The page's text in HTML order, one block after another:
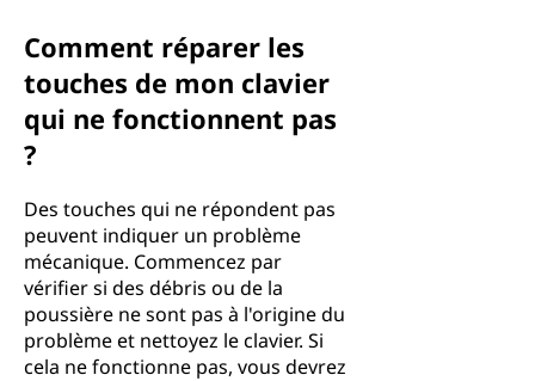
Comment réparer les
touches de mon clavier
qui ne fonctionnent pas
?
Des touches qui ne répondent pas
peuvent indiquer un problème
mécanique. Commencez par
vérifier si des débris ou de la
poussière ne sont pas à l'origine du
problème et nettoyez le clavier. Si
cela ne fonctionne pas, vous devrez